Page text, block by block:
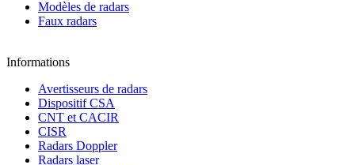
Modèles de radars
Faux radars
Informations
Avertisseurs de radars
Dispositif CSA
CNT et CACIR
CISR
Radars Doppler
Radars laser